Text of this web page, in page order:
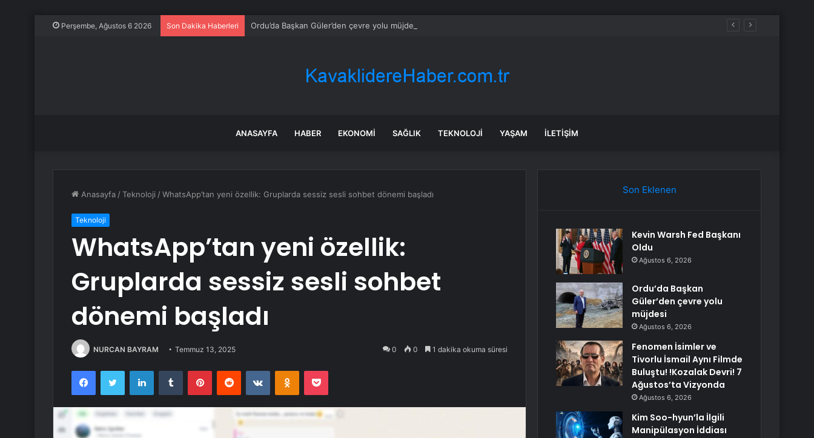
Perşembe, Ağustos 6 2026 Son Dakika Haberleri Ordu’da Başkan Güler’den çevre yolu müjdesi
ANASAYFA HABER EKONOMI SAĞLIK TEKNOLOJI YAŞAM İLETIŞIM
Anasayfa /Teknoloji /WhatsApp’tan yeni özellik: Gruplarda sessiz sesli sohbet dönemi başladı
Teknoloji
WhatsApp’tan yeni özellik:
Gruplarda sessiz sesli sohbet
dönemi başladı
NURCAN BAYRAM Temmuz 13, 2025 0 0 1 dakika okuma süresi
FacebookTwitter LinkedInTumblr PinterestReddit VKontakteOdnoklassniki
Pocket
Son Eklenen
Kevin Warsh Fed Başkanı
Oldu
Ağustos 6, 2026
Ordu’da Başkan
Güler’den çevre yolu
müjdesi
Ağustos 6, 2026
Fenomen İsimler ve
Tivorlu İsmail Aynı Filmde
Buluştu! !Kozalak Devri! 7
Ağustos’ta Vizyonda
Ağustos 6, 2026
Kim Soo-hyun’la İlgili
Manipülasyon İddiası